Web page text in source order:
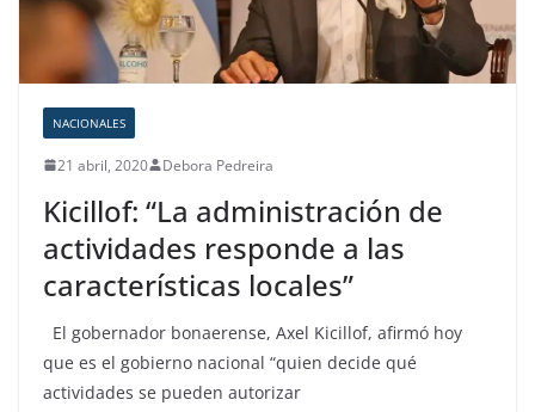
NACIONALES
21 abril, 2020 Debora Pedreira
Kicillof: “La administración de
actividades responde a las
características locales”
El gobernador bonaerense, Axel Kicillof, afirmó hoy
que es el gobierno nacional “quien decide qué
actividades se pueden autorizar